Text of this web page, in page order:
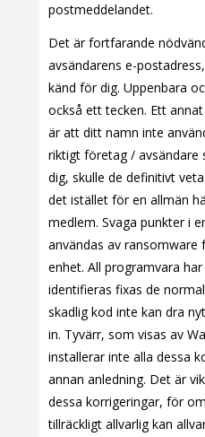
postmeddelandet.
Det är fortfarande
avsändarens e-
känd för dig. Uppenbara
också ett tecken. Ett
är att ditt namn inte
riktigt företag / avsändare
dig, skulle de definitivt
det istället för en allmän
medlem. Svaga punkter i
användas av
enhet. All programvara
identifieras fixas de
skadlig kod inte kan dra
in. Tyvärr, som visas av
installerar inte alla dessa
annan anledning. Det är
dessa korrigeringar, för
tillräckligt allvarlig kan